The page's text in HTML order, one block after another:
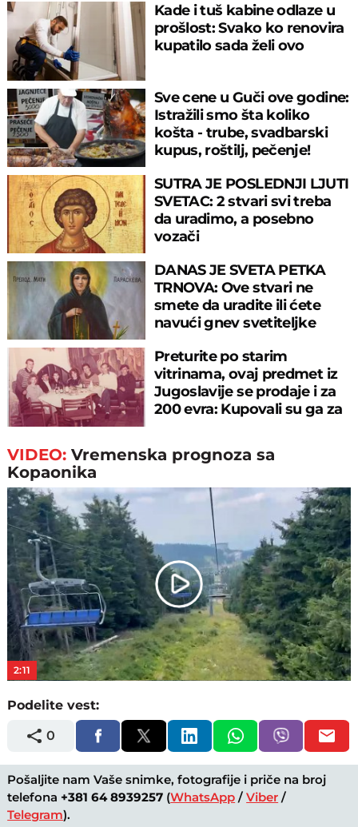
Kade i tuš kabine odlaze u
prošlost: Svako ko renovira
kupatilo sada želi ovo
Sve cene u Guči ove godine:
Istražili smo šta koliko
košta - trube, svadbarski
kupus, roštilj, pečenje!
SUTRA JE POSLEDNJI LJUTI
SVETAC: 2 stvari svi treba
da uradimo, a posebno
vozači
DANAS JE SVETA PETKA
TRNOVA: Ove stvari ne
smete da uradite ili ćete
navući gnev svetiteljke
Preturite po starim
vitrinama, ovaj predmet iz
Jugoslavije se prodaje i za
200 evra: Kupovali su ga za
VIDEO:Vremenska prognoza sa
Kopaonika
Play
Video
2:11
Podelite vest:
0
Pošaljite nam Vaše snimke, fotografije i priče na broj
telefona +381 64 8939257 (WhatsApp /Viber /
Telegram).